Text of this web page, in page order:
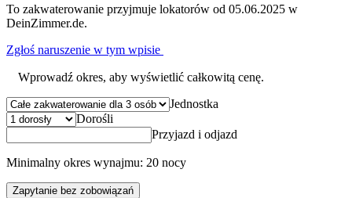
To zakwaterowanie przyjmuje lokatorów od 05.06.2025 w
DeinZimmer.de.
Zgłoś naruszenie w tym wpisie
Wprowadź okres, aby wyświetlić całkowitą cenę.
Jednostka
Dorośli
Przyjazd i odjazd
Minimalny okres wynajmu: 20 nocy
Zapytanie bez zobowiązań